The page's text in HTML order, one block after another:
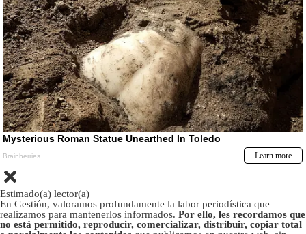
Estimado(a) lector(a)
En Gestión, valoramos profundamente la labor periodística que
realizamos para mantenerlos informados. Por ello, les recordamos que
no está permitido, reproducir, comercializar, distribuir, copiar total